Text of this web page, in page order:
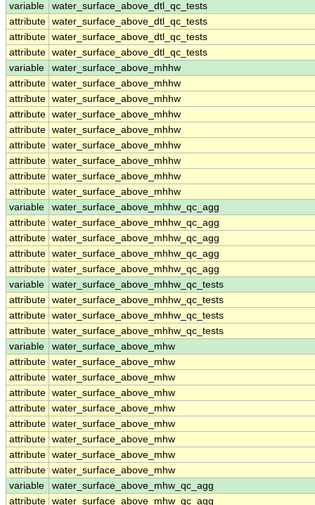
variable
water_surface_above_dtl_qc_tests
attribute water_surface_above_dtl_qc_tests
attribute water_surface_above_dtl_qc_tests
attribute water_surface_above_dtl_qc_tests
variable
water_surface_above_mhhw
attribute water_surface_above_mhhw
attribute water_surface_above_mhhw
attribute water_surface_above_mhhw
attribute water_surface_above_mhhw
attribute water_surface_above_mhhw
attribute water_surface_above_mhhw
attribute water_surface_above_mhhw
attribute water_surface_above_mhhw
variable
water_surface_above_mhhw_qc_agg
attribute water_surface_above_mhhw_qc_agg
attribute water_surface_above_mhhw_qc_agg
attribute water_surface_above_mhhw_qc_agg
attribute water_surface_above_mhhw_qc_agg
variable
water_surface_above_mhhw_qc_tests
attribute water_surface_above_mhhw_qc_tests
attribute water_surface_above_mhhw_qc_tests
attribute water_surface_above_mhhw_qc_tests
variable
water_surface_above_mhw
attribute water_surface_above_mhw
attribute water_surface_above_mhw
attribute water_surface_above_mhw
attribute water_surface_above_mhw
attribute water_surface_above_mhw
attribute water_surface_above_mhw
attribute water_surface_above_mhw
attribute water_surface_above_mhw
variable
water_surface_above_mhw_qc_agg
attribute water_surface_above_mhw_qc_agg